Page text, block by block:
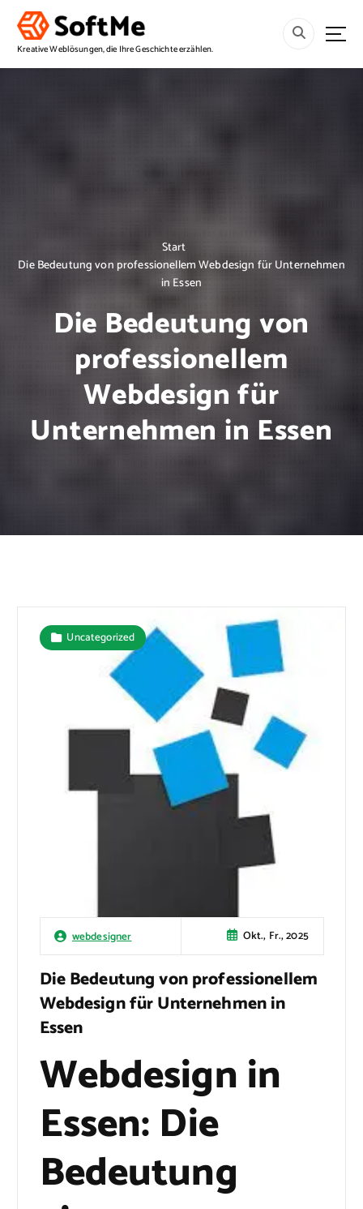
Kreative Weblösungen, die Ihre Geschichte erzählen.
Start
Die Bedeutung von professionellem Webdesign für Unternehmen
in Essen
Die Bedeutung von
professionellem
Webdesign für
Unternehmen in Essen
webdesigner Okt., Fr., 2025
Uncategorized
Die Bedeutung von professionellem
Webdesign für Unternehmen in
Essen
Webdesign in
Essen: Die
Bedeutung